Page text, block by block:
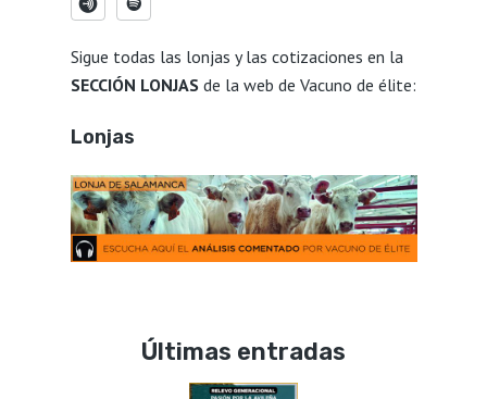
Sigue todas las lonjas y las cotizaciones en la
SECCIÓN LONJAS de la web de Vacuno de élite:
Lonjas
Últimas entradas